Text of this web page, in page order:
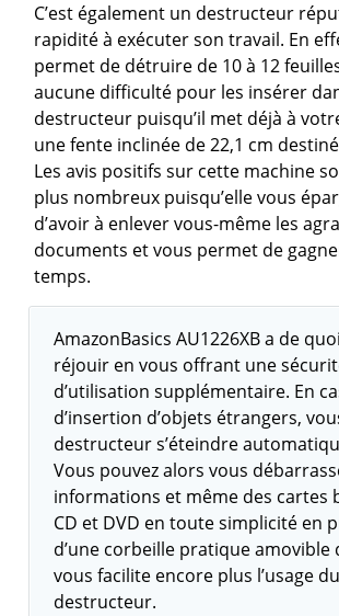
C’est également un destructeur
rapidité à exécuter son travail. En
permet de détruire de 10 à 12
aucune difficulté pour les insérer
destructeur puisqu’il met déjà à
une fente inclinée de 22,1 cm
Les avis positifs sur cette machine
plus nombreux puisqu’elle vous
d’avoir à enlever vous-même les
documents et vous permet de
temps.
AmazonBasics AU1226XB a de
réjouir en vous offrant une
d’utilisation supplémentaire. En
d’insertion d’objets étrangers,
destructeur s’éteindre
Vous pouvez alors vous
informations et même des cartes
CD et DVD en toute simplicité en
d’une corbeille pratique amovible
vous facilite encore plus l’usage du
destructeur.